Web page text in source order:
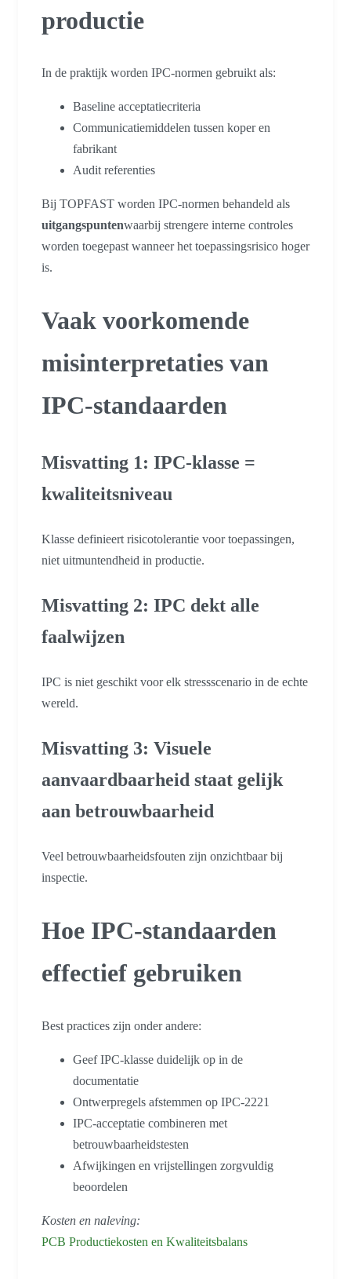
productie
In de praktijk worden IPC-normen gebruikt als:
Baseline acceptatiecriteria
Communicatiemiddelen tussen koper en
fabrikant
Audit referenties
Bij TOPFAST worden IPC-normen behandeld als
uitgangspuntenwaarbij strengere interne controles
worden toegepast wanneer het toepassingsrisico hoger
is.
Vaak voorkomende
misinterpretaties van
IPC-standaarden
Misvatting 1: IPC-klasse =
kwaliteitsniveau
Klasse definieert risicotolerantie voor toepassingen,
niet uitmuntendheid in productie.
Misvatting 2: IPC dekt alle
faalwijzen
IPC is niet geschikt voor elk stressscenario in de echte
wereld.
Misvatting 3: Visuele
aanvaardbaarheid staat gelijk
aan betrouwbaarheid
Veel betrouwbaarheidsfouten zijn onzichtbaar bij
inspectie.
Hoe IPC-standaarden
effectief gebruiken
Best practices zijn onder andere:
Geef IPC-klasse duidelijk op in de
documentatie
Ontwerpregels afstemmen op IPC-2221
IPC-acceptatie combineren met
betrouwbaarheidstesten
Afwijkingen en vrijstellingen zorgvuldig
beoordelen
Kosten en naleving:
PCB Productiekosten en Kwaliteitsbalans